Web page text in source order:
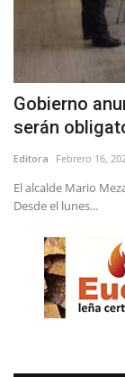
Gobierno
serán
Editora Febrero 16,
El alcalde Mario
Desde el lunes...